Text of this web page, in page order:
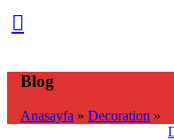
Blog
Anasayfa » Decoration »